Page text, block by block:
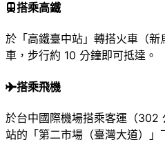
搭乘高鐵
於「高鐵臺中站」轉搭火車（
車，步行約 10 分鐘即可抵達。
搭乘飛機
於台中國際機場搭乘客運（302
站的「第二市場（臺灣大道）」